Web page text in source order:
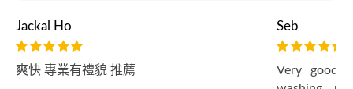
Jackal Ho
爽快 專業有禮貌 推薦
Seb
Very good